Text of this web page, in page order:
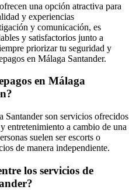
una opción atractiva para
y experiencias
y comunicación, es
y satisfactorios junto a
priorizar tu seguridad y
en Málaga Santander.
en Málaga
Santander son servicios ofrecidos
entretenimiento a cambio de una
suelen ser escorts o
de manera independiente.
los servicios de